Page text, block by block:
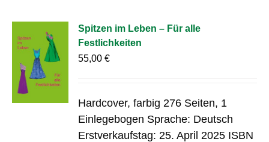
Spitzen im Leben – Für alle
Festlichkeiten
55,00€
Hardcover, farbig 276 Seiten, 1
Einlegebogen Sprache: Deutsch
Erstverkaufstag: 25. April 2025 ISBN